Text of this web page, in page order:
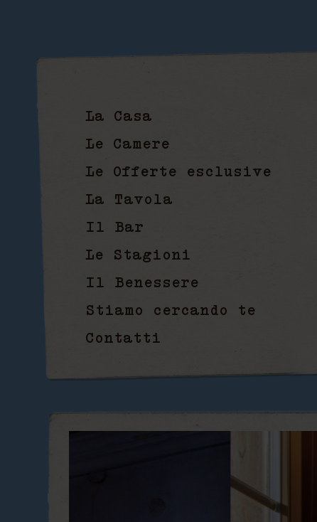
La Casa
Le Camere
Le Offerte esclusive
La Tavola
Il Bar
Le Stagioni
Il Benessere
Stiamo cercando te
Contatti
Un rifugio
PRENOTA